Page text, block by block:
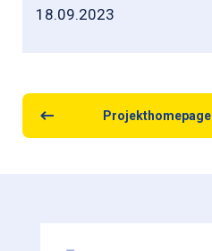
18.09.2023
Projekthomepage